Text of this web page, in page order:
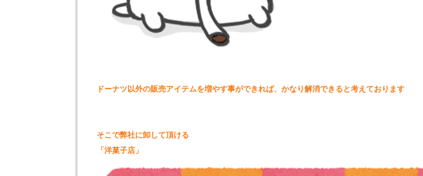
ドーナツ以外の販売アイテムを増やす事ができれば、かなり解消できると考えております
そこで弊社に卸して頂ける
「洋菓子店」